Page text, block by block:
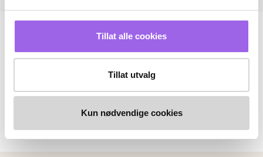
Tillat alle cookies
Tillat utvalg
Kun nødvendige cookies